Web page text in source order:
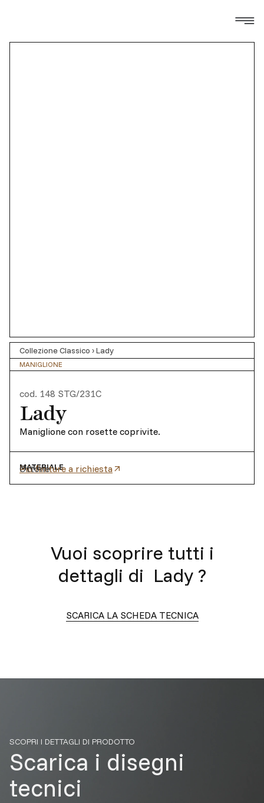
Collezione Classico ›Lady
MANIGLIONE
cod. 148 STG/231C
Lady
Maniglione con rosette coprivite.
MATERIALE
Ottone
Più finiture a richiesta
Vuoi scoprire tutti i
dettagli di Lady ?
SCARICA LA SCHEDA TECNICA
SCOPRI I DETTAGLI DI PRODOTTO
Scarica i disegni
tecnici